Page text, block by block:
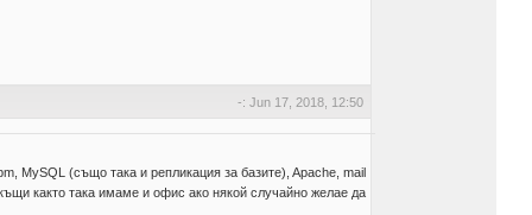
-: Jun 17, 2018, 12:50
MySQL (също така и репликация за базите), Apache, mail
както така имаме и офис ако някой случайно желае да